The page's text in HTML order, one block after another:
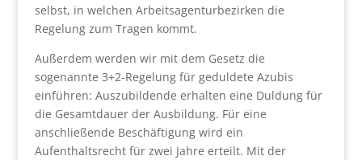
selbst, in welchen Arbeitsagenturbezirken die
Regelung zum Tragen kommt.
Außerdem werden wir mit dem Gesetz die
sogenannte 3+2-Regelung für geduldete Azubis
einführen: Auszubildende erhalten eine Duldung für
die Gesamtdauer der Ausbildung. Für eine
anschließende Beschäftigung wird ein
Aufenthaltsrecht für zwei Jahre erteilt. Mit der